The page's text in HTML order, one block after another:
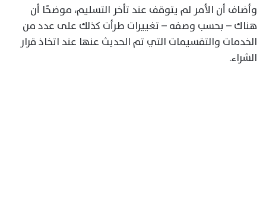
وأضاف أن الأمر لم يتوقف عند تأخر التسليم، موضحًا أن
هناك – بحسب وصفه – تغييرات طرأت كذلك على عدد من
الخدمات والتقسيمات التي تم الحديث عنها عند اتخاذ قرار
الشراء.